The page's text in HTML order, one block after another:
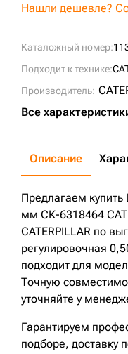
Каталожный номер:
Подходит к технике:
Производитель:
Все
Нашли дешевле?
Описание
Предлагаем
мм СК-6318464
CATERPILLAR по
регулировочная
подходит для
Точную
уточняйте у
Гарантируем
подборе, доставку